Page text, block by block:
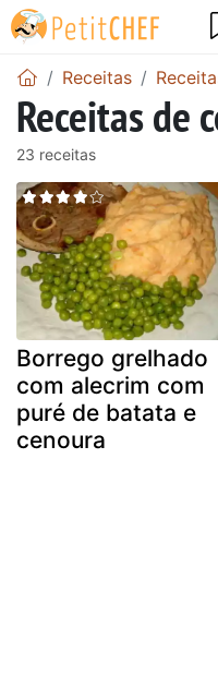
Receitas
Receitas de
23 receitas
Borrego grelhado
com alecrim com
puré de batata e
cenoura